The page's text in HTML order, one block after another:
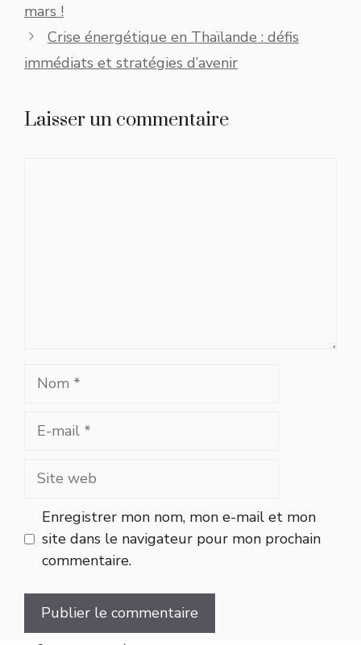
mars !
Crise énergétique en Thaïlande : défis
immédiats et stratégies d’avenir
Laisser un commentaire
Nom
Site
Enregistrer mon nom, mon e-mail et mon
site dans le navigateur pour mon prochain
commentaire.